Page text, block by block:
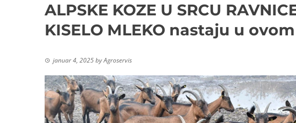
ALPSKE KOZE U SRCU
KISELO MLEKO nastaju u
januar 4, 2025byAgroservis